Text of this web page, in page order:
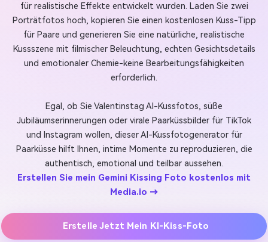
für realistische Effekte entwickelt wurden. Laden Sie zwei
Porträtfotos hoch, kopieren Sie einen kostenlosen Kuss-Tipp
für Paare und generieren Sie eine natürliche, realistische
Kussszene mit filmischer Beleuchtung, echten Gesichtsdetails
und emotionaler Chemie-keine Bearbeitungsfähigkeiten
erforderlich.
Egal, ob Sie Valentinstag AI-Kussfotos, süße
Jubiläumserinnerungen oder virale Paarküssbilder für TikTok
und Instagram wollen, dieser AI-Kussfotogenerator für
Paarküsse hilft Ihnen, intime Momente zu reproduzieren, die
authentisch, emotional und teilbar aussehen.
Erstellen Sie mein Gemini Kissing Foto kostenlos mit
Media.io →
Erstelle Jetzt Mein KI-Kiss-Foto